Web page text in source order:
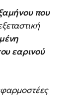
που
εαρινού